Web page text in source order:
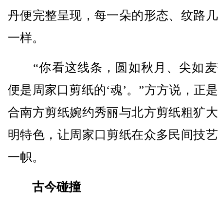
丹便完整呈现，每一朵的形态、纹路
一样。
“你看这线条，圆如秋月、尖如麦
便是周家口剪纸的‘魂’。”方方说，正
合南方剪纸婉约秀丽与北方剪纸粗犷
明特色，让周家口剪纸在众多民间技
一帜。
古今碰撞